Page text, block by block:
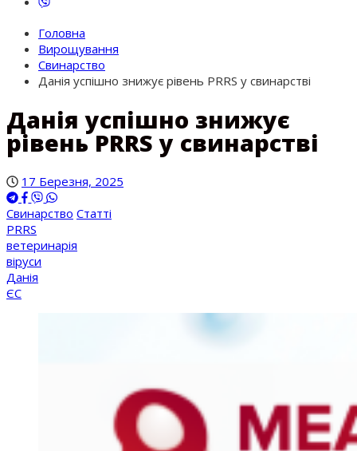
Головна
Вирощування
Свинарство
Данія успішно знижує рівень PRRS у свинарстві
Данія успішно знижує
рівень PRRS у свинарстві
17 Березня, 2025
Свинарство Статті
PRRS
ветеринарія
віруси
Данія
ЄС